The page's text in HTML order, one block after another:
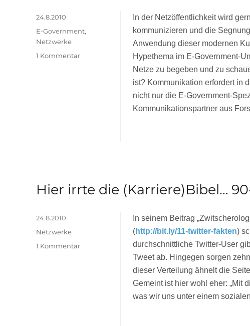
In der Netzöffentlichkeit wird
kommunizieren und die
Anwendung dieser modernen
Hypethema im E-Government-
Netze zu begeben und zu
ist? Kommunikation erfordert in
nicht nur die E-Government-
Kommunikationspartner aus
Veröffentlicht
am
24.8.2010
Kategorien
E-Government,
Netzwerke
1 Kommentarzu
Hier irrte die (Karriere)Bibel…
In seinem Beitrag
(http://bit.ly/11-twitter-fakten)
durchschnittliche Twitter-User
Tweet ab. Hingegen sorgen
dieser Verteilung ähnelt die
Gemeint ist hier wohl eher: „Mit
was wir uns unter einem
Veröffentlicht
24.8.2010
Kategorien
Netzwerke
1 Kommentarzu